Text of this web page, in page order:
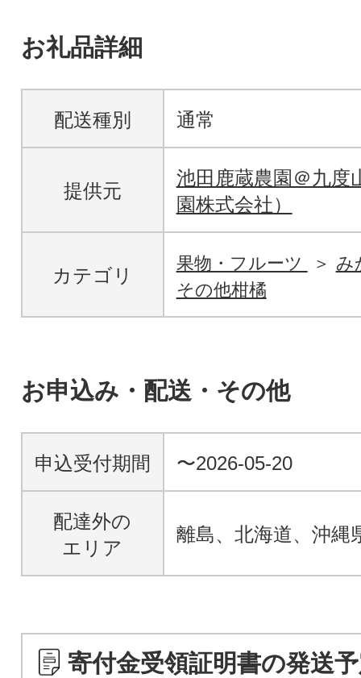
お礼品詳細
配送種別 通常
提供元
池田鹿蔵農園＠九度
園株式会社）
カテゴリ
果物・フルーツ
み
その他柑橘
お申込み・配送・その他
申込受付期間 〜2026-05-20
配達外の
エリア
離島、北海道、沖縄
寄付金受領証明書の発送